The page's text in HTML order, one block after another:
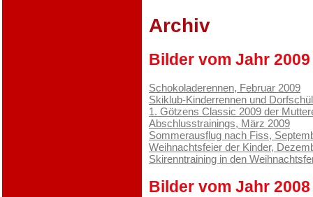
Archiv
Bilder vom Jahr 2009
Schokoladerennen, Februar 2009
Skiklub-Kinderrennen und
1. Götzens Classic 2009 der
Abschlusstrainings, März 2009
Sommerausflug nach Fiss,
Weihnachtsfeier der Kinder,
Skirenntraining in den
Bilder vom Jahr 2008